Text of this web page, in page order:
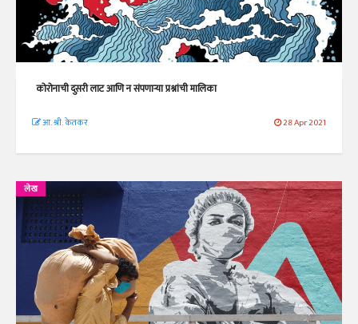
कोरोनाची दुसरी लाट आणि न संपणाऱ्या प्रश्नांची मालिका
आ. श्री. केतकर 28 Apr 2021
लेख